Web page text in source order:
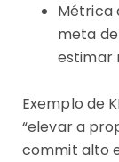
Métrica
meta
estimar
Exemplo de
“elevar a
commit alto